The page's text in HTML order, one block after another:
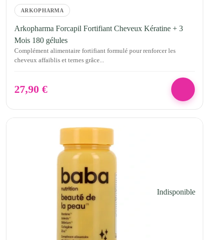
ARKOPHARMA
Arkopharma Forcapil Fortifiant Cheveux Kératine + 3
Mois 180 gélules
Complément alimentaire fortifiant formulé pour renforcer les
cheveux affaiblis et ternes grâce...
27,90 €
Indisponible